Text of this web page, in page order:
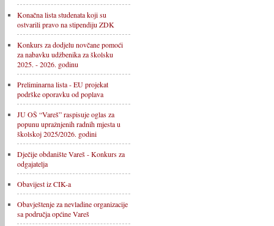
Konačna lista studenata koji su
ostvarili pravo na stipendiju ZDK
Konkurs za dodjelu novčane pomoći
za nabavku udžbenika za školsku
2025. - 2026. godinu
Preliminarna lista - EU projekat
podrške oporavku od poplava
JU OŠ “Vareš” raspisuje oglas za
popunu upražnjenih radnih mjesta u
školskoj 2025/2026. godini
Dječije obdanište Vareš - Konkurs za
odgajatelja
Obavijest iz CIK-a
Obavještenje za nevladine organizacije
sa područja općine Vareš